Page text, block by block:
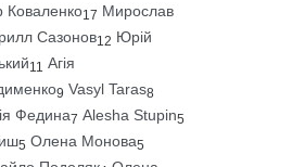
Коваленко17 Мирослав
Сазонов12 Юрій
11 Агія
9 Vasyl Taras8
Федина7 Alesha Stupin5
5 Олена Монова5